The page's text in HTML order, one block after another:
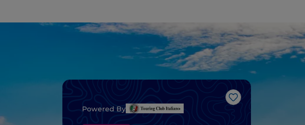
J’aime
Powered By